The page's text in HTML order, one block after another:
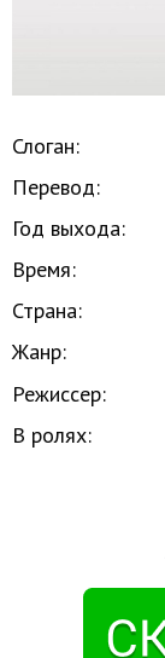
Слоган:
Перевод:
Год выхода:
Время:
Страна:
Жанр:
Режиссер:
В ролях: